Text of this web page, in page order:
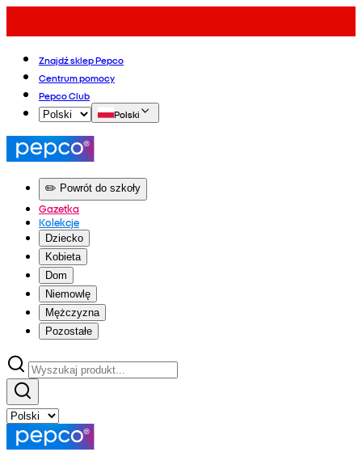
Znajdź sklep Pepco
Centrum pomocy
Pepco Club
Polski
✏️ Powrót do szkoły
Gazetka
Kolekcje
Dziecko
Kobieta
Dom
Niemowlę
Mężczyzna
Pozostałe